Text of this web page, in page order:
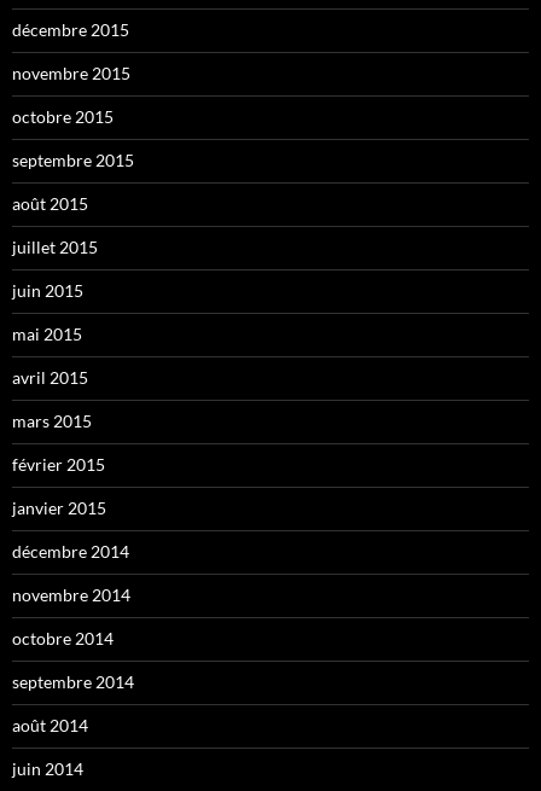
décembre 2015
novembre 2015
octobre 2015
septembre 2015
août 2015
juillet 2015
juin 2015
mai 2015
avril 2015
mars 2015
février 2015
janvier 2015
décembre 2014
novembre 2014
octobre 2014
septembre 2014
août 2014
juin 2014